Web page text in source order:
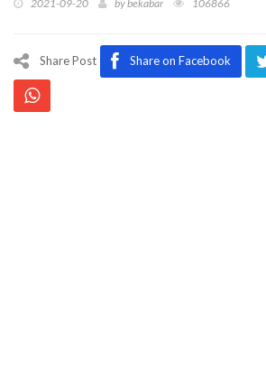
2021-09-20 bybekabar 106866
Share Post Share on Facebook